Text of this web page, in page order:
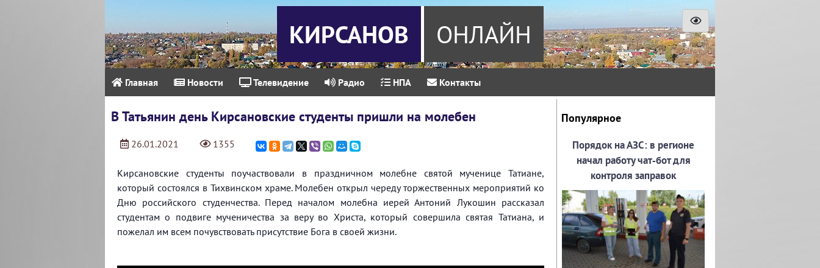
КИРСАНОВ ОНЛАЙН
Главная Новости Телевидение Радио НПА Контакты
В Татьянин день Кирсановские студенты пришли на молебен
26.01.2021 1355
Кирсановские студенты поучаствовали в праздничном молебне святой мученице Татиане,
который состоялся в Тихвинском храме. Молебен открыл череду торжественных мероприятий ко
Дню российского студенчества. Перед началом молебна иерей Антоний Лукошин рассказал
студентам о подвиге мученичества за веру во Христа, который совершила святая Татиана, и
пожелал им всем почувствовать присутствие Бога в своей жизни.
Популярное
Порядок на АЗС: в регионе
начал работу чат‑бот для
контроля заправок